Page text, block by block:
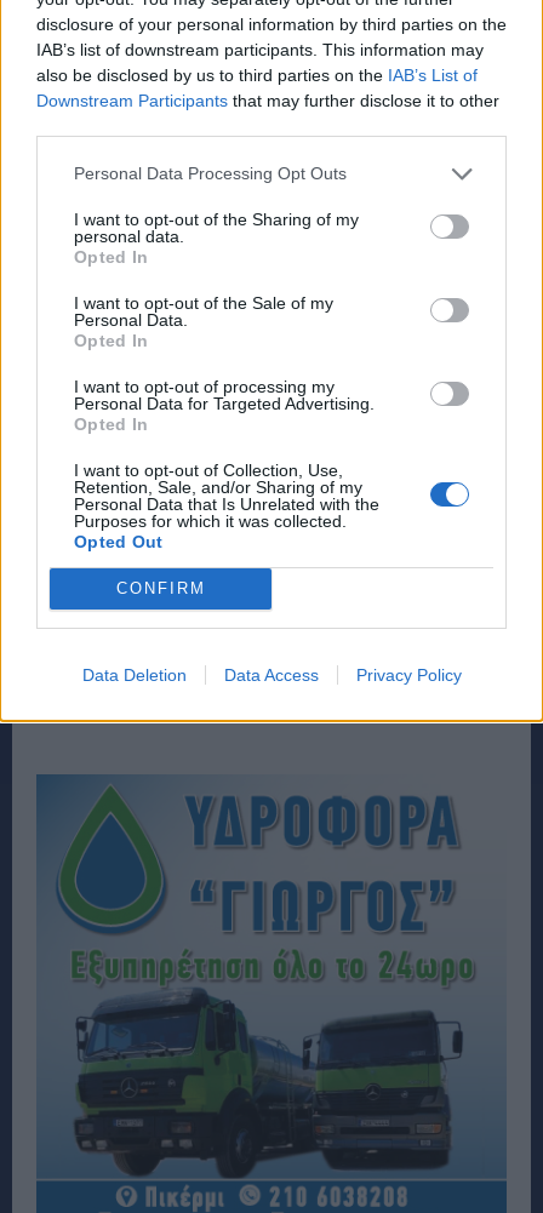
disclosure of your personal information by third parties on the
IAB’s list of downstream participants. This information may
also be disclosed by us to third parties on the IAB’s List of
Downstream Participants that may further disclose it to other
Personal Data Processing Opt Outs
I want to opt-out of the Sharing of my
personal data.
Opted In
I want to opt-out of the Sale of my
Personal Data.
Opted In
I want to opt-out of processing my
Personal Data for Targeted Advertising.
Opted In
I want to opt-out of Collection, Use,
Retention, Sale, and/or Sharing of my
Personal Data that Is Unrelated with the
Purposes for which it was collected.
Opted Out
CONFIRM
Data Deletion Data Access Privacy Policy